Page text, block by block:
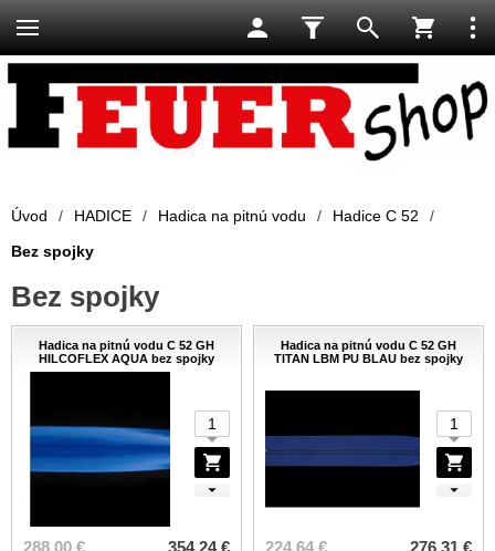
Úvod / HADICE / Hadica na pitnú vodu / Hadice C 52
/
Bez spojky
Bez spojky
Hadica na pitnú vodu C 52 GH
HILCOFLEX AQUA bez spojky
288.00 € 354.24 €
Hadica na pitnú vodu C 52 GH
TITAN LBM PU BLAU bez spojky
224.64 € 276.31 €